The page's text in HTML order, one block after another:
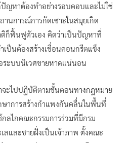
ญหาต้องทำอย่างรอบคอบและไม่ใช่
นการณ์การกัดเซาะในสมุยเกิด
ติก็ฟื้นฟูตัวเอง คิดว่าเป็นปัญหาที่
เป็นต้องสร้างเขื่อนคอนกรีตแข็ง
ะบบนิเวศชายหาดแน่นอน
จะไปปฏิบัติตามขั้นตอนทางกฎหมาย
ษาการสร้างกำแพงกันคลื่นในพื้นที่
กลไกคณะกรรมการร่วมที่มีกรม
ลและชายฝั่งเป็นเจ้าภาพ ตั้งคณะ